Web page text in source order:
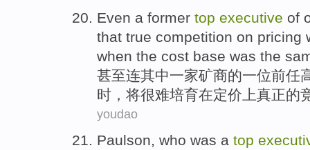
Even a former top executive of
that true competition on pricing
when the cost base was the
甚至连其中一家矿商的一位前任
时， 将很难培育在定价 上真正的
youdao
Paulson, who was a top